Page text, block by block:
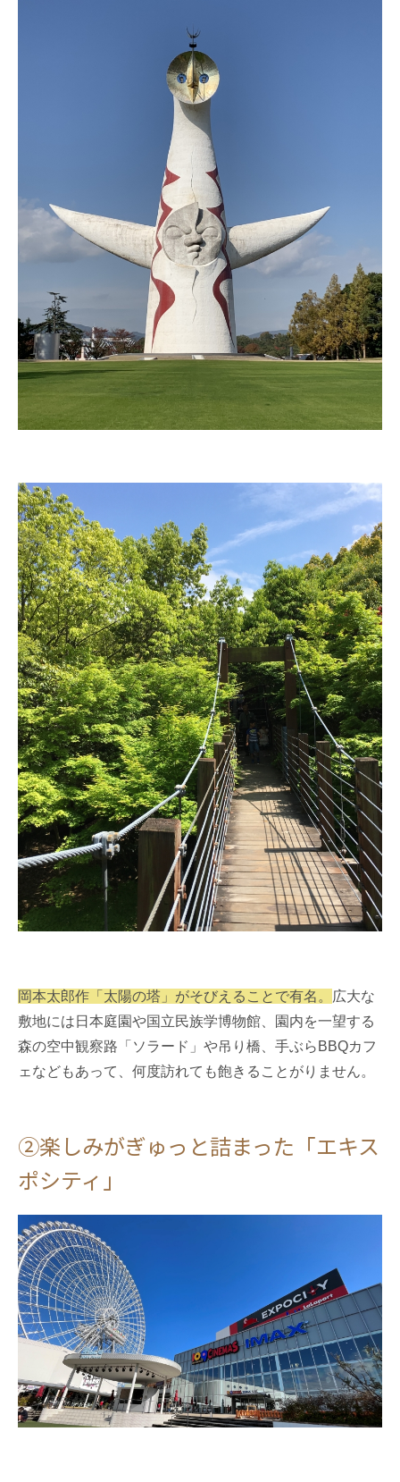
岡本太郎作「太陽の塔」がそびえることで有名。
広大な
敷地には日本庭園や国立民族学博物館、園内を一望する
森の空中観察路「ソラード」や吊り橋、手ぶらBBQカフ
ェなどもあって、何度訪れても飽きることがりません。
②楽しみがぎゅっと詰まった「エキス
ポシティ」